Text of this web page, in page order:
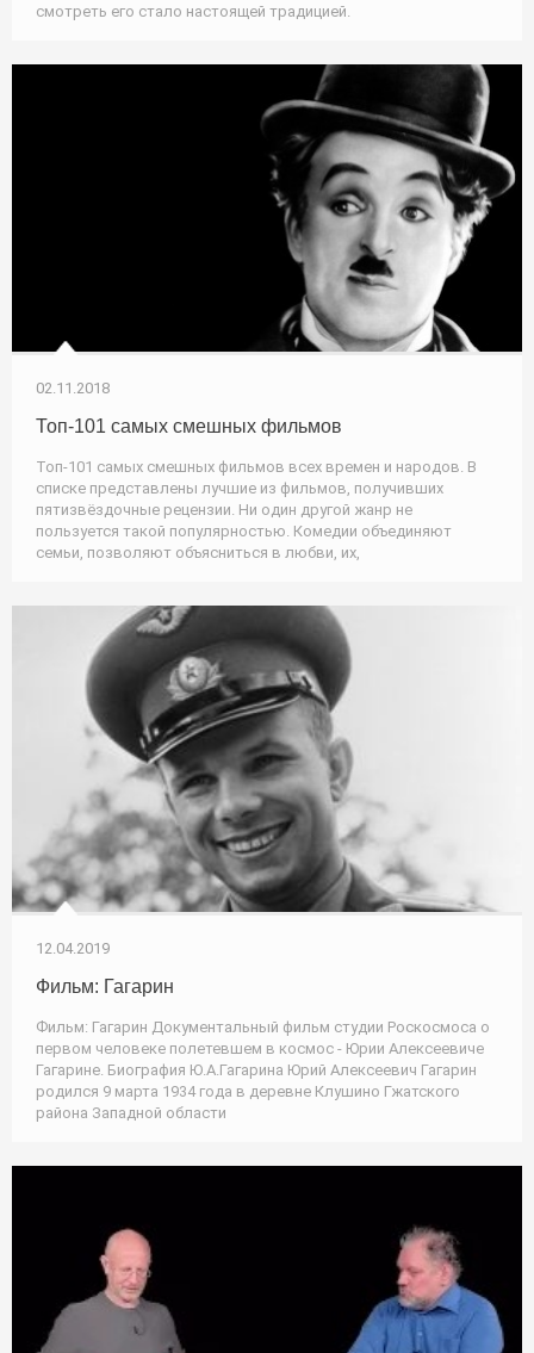
смотреть его стало настоящей традицией.
02.11.2018
Топ-101 самых смешных фильмов
Топ-101 самых смешных фильмов всех времен и народов. В
списке представлены лучшие из фильмов, получивших
пятизвёздочные рецензии. Ни один другой жанр не
пользуется такой популярностью. Комедии объединяют
семьи, позволяют объясниться в любви, их,
12.04.2019
Фильм: Гагарин
Фильм: Гагарин Документальный фильм студии Роскосмоса о
первом человеке полетевшем в космос - Юрии Алексеевиче
Гагарине. Биография Ю.А.Гагарина Юрий Алексеевич Гагарин
родился 9 марта 1934 года в деревне Клушино Гжатского
района Западной области